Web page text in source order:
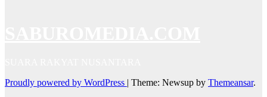
Proudly powered by WordPress | Theme: Newsup by Themeansar.